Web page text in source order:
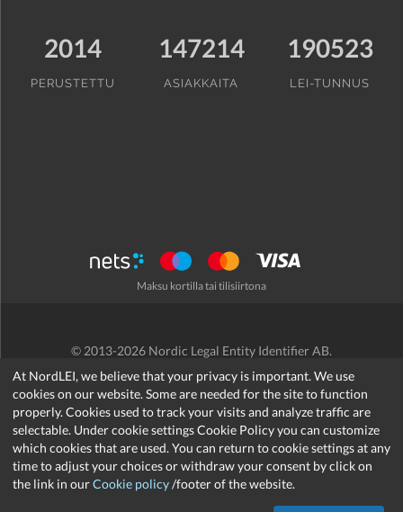
At NordLEI, we believe that your privacy is important. We use
cookies on our website. Some are needed for the site to function
properly. Cookies used to track your visits and analyze traffic are
selectable. Under cookie settings Cookie Policy you can customize
which cookies that are used. You can return to cookie settings at any
time to adjust your choices or withdraw your consent by click on
the link in ourCookie policy/footer of the website.
2014
PERUSTETTU
147214
ASIAKKAITA
190523
LEI-TUNNUS
Maksu kortilla tai tilisiirtona
© 2013-2026 Nordic Legal Entity Identifier AB.
Käyttöehdot/Tietosuojakäytäntö/Hyvityskäytäntö/ Cookies
support@nordlei.org